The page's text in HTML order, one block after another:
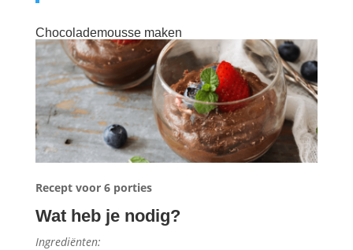
Chocolademousse maken
Recept voor 6 porties
Wat heb je nodig?
Ingrediënten: